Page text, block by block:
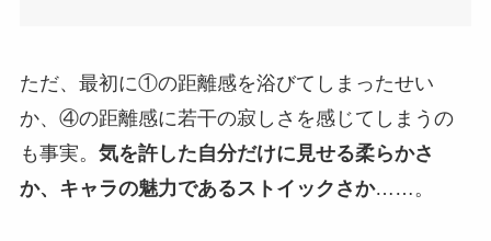
ただ、最初に①の距離感を浴びてしまったせい
か、④の距離感に若干の寂しさを感じてしまうの
も事実。 気を許した自分だけに見せる柔らかさ
か、キャラの魅力であるストイックさか……。